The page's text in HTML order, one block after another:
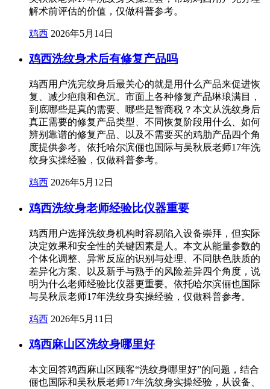
解术前评估的价值，仅做科普参考。
鸡西 2026年5月14日
鸡西洗纹身术后有修复产品吗
鸡西用户洗完纹身后最关心的就是用什么产品来促进恢
复、减少疤痕和色沉。市面上各种修复产品琳琅满目，
到底哪些是真的需要、哪些是智商税？本文从洗纹身后
真正需要的修复产品类型、不同恢复阶段用什么、如何
辨别靠谱的修复产品、以及不需要买的鸡肋产品四个角
度提供参考。依托哈尔滨俪也国际与吴秋辰老师17年洗
纹身实操经验，仅做科普参考。
鸡西 2026年5月12日
鸡西洗纹身老师经验比仪器重要
鸡西用户选择洗纹身机构时容易陷入设备崇拜，但实际
决定效果和安全性的关键因素是人。本文从能量参数的
个体化调整、异常反应的识别与处理、不同肤色肤质的
差异化方案、以及新手与熟手的风险差异四个角度，说
明为什么老师经验比仪器更重要。依托哈尔滨俪也国际
与吴秋辰老师17年洗纹身实操经验，仅做科普参考。
鸡西 2026年5月11日
鸡西麻山区洗纹身哪里好
本文回答鸡西麻山区顾客“洗纹身哪里好”的问题，结合
俪也国际和吴秋辰老师17年洗纹身实操经验，从设备、